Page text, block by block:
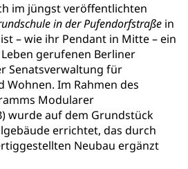
im jüngst veröffentlichten
in der Pufendorfstraße in
– wie ihr Pendant in Mitte – ein
gerufenen Berliner
Senatsverwaltung für
Im Rahmen des
Modularer
wurde auf dem Grundstück
errichtet, das durch
Neubau ergänzt